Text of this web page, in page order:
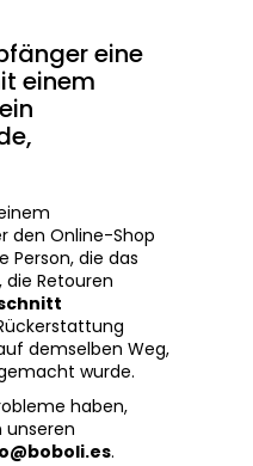
eine
einem
den Online-Shop
Person, die das
Retouren
demselben Weg,
wurde.
haben,
unseren
.